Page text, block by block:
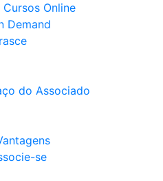
Cursos Online
Demand
do Associado
se